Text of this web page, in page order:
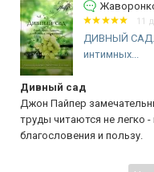
11
ДИВНЫЙ САД.
интимных...
Дивный сад
Джон Пайпер
труды читаются не легко
благословения и пользу.